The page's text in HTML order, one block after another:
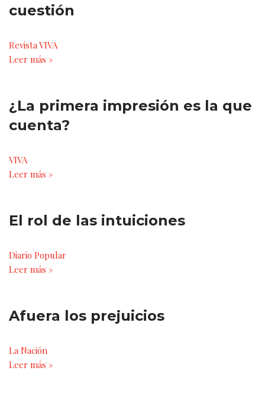
cuestión
Revista VIVA
Leer más »
¿La primera impresión es la que
cuenta?
VIVA
Leer más »
El rol de las intuiciones
Diario Popular
Leer más »
Afuera los prejuicios
La Nación
Leer más »